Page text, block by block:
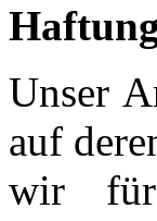
Unser
auf
wir für